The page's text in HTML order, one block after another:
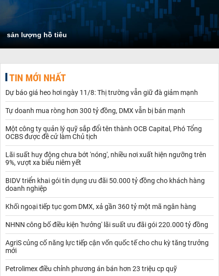
sản lượng hồ tiêu
TIN MỚI NHẤT
Dự báo giá heo hơi ngày 11/8: Thị trường vẫn giữ đà giảm mạnh
Tự doanh mua ròng hơn 300 tỷ đồng, DMX vẫn bị bán mạnh
Một công ty quản lý quỹ sắp đổi tên thành OCB Capital, Phó Tổng
OCBS được đề cử làm Chủ tịch
Lãi suất huy động chưa bớt 'nóng', nhiều nơi xuất hiện ngưỡng trên
9%, vượt xa biểu niêm yết
BIDV triển khai gói tín dụng ưu đãi 50.000 tỷ đồng cho khách hàng
doanh nghiệp
Khối ngoại tiếp tục gom DMX, xả gần 360 tỷ một mã ngân hàng
NHNN công bố điều kiện 'hưởng' lãi suất ưu đãi gói 220.000 tỷ đồng
AgriS củng cố năng lực tiếp cận vốn quốc tế cho chu kỳ tăng trưởng
mới
Petrolimex điều chỉnh phương án bán hơn 23 triệu cp quỹ